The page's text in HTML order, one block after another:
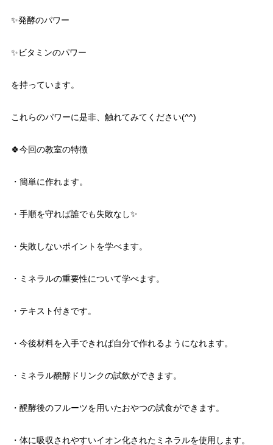
✨発酵のパワー
✨ビタミンのパワー
を持っています。
これらのパワーに是非、触れてみてください(^^)
🍀今回の教室の特徴
・簡単に作れます。
・手順を守れば誰でも失敗なし✨
・失敗しないポイントを学べます。
・ミネラルの重要性について学べます。
・テキスト付きです。
・今後材料を入手できれば自分で作れるようになれます。
・ミネラル醗酵ドリンクの試飲ができます。
・醗酵後のフルーツを用いたおやつの試食ができます。
・体に吸収されやすいイオン化されたミネラルを使用します。